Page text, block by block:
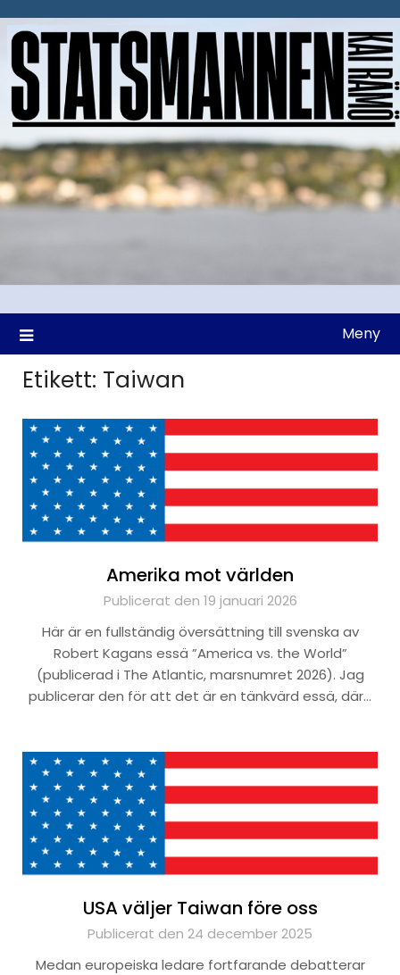
till
Meny
Etikett: Taiwan
Amerika mot världen
Publicerat den 19 januari 2026
Här är en fullständig översättning till svenska av
Robert Kagans essä ”America vs. the World”
(publicerad i The Atlantic, marsnumret 2026). Jag
publicerar den för att det är en tänkvärd essä, där…
USA väljer Taiwan före oss
Publicerat den 24 december 2025
Medan europeiska ledare fortfarande debatterar